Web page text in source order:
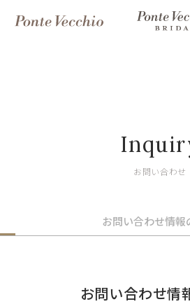
お問い合わせ
お問い合わせ情報
お問い合わせ情